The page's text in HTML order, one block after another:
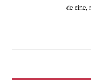
de cine,